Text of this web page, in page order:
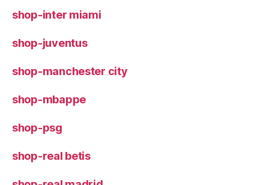
shop-inter miami
shop-juventus
shop-manchester city
shop-mbappe
shop-psg
shop-real betis